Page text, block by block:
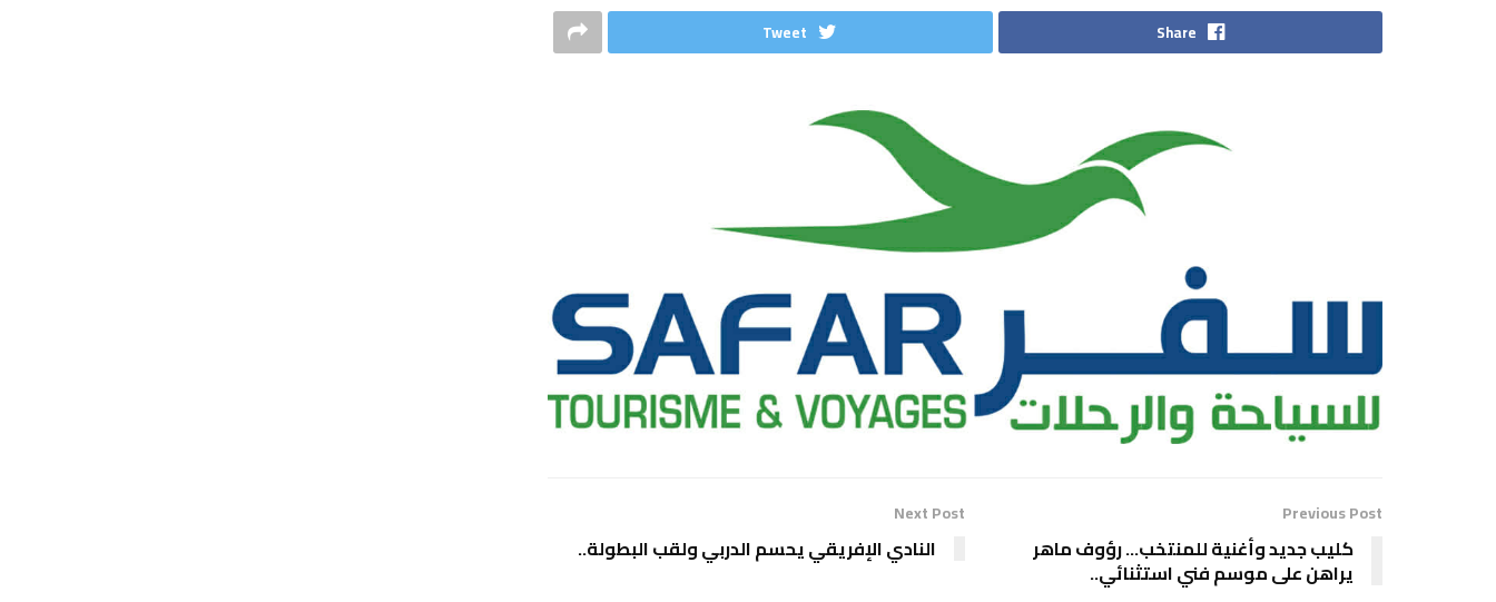
Share
Tweet
Previous Post
كليب جديد وأغنية للمنتخب… رؤوف ماهر
يراهن على موسم فني استثنائي..
Next Post
النادي الإفريقي يحسم الدربي ولقب البطولة..